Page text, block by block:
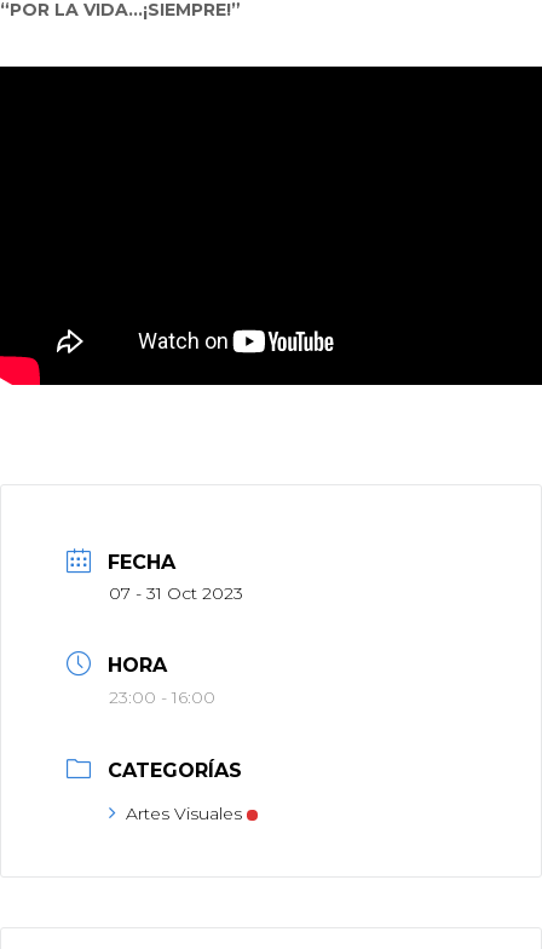
“POR LA VIDA…¡SIEMPRE!”
FECHA
07 - 31 Oct 2023
HORA
23:00 - 16:00
CATEGORÍAS
Artes Visuales